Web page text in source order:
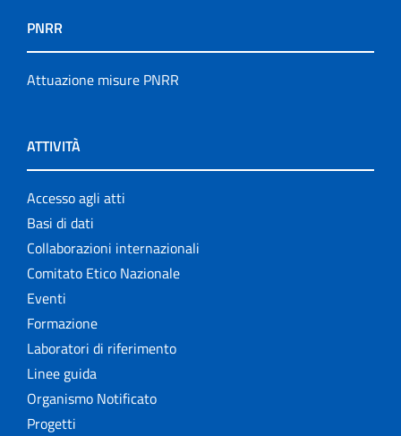
PNRR
Attuazione misure PNRR
ATTIVITÀ
Accesso agli atti
Basi di dati
Collaborazioni internazionali
Comitato Etico Nazionale
Eventi
Formazione
Laboratori di riferimento
Linee guida
Organismo Notificato
Progetti